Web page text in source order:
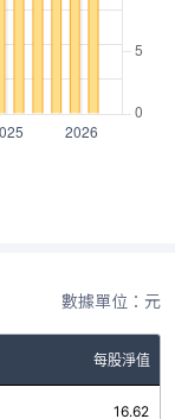
數據單位：元
每股淨值
16.62